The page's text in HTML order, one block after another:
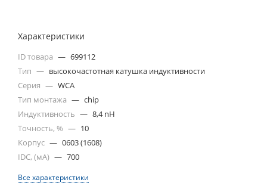
Характеристики
ID товара — 699112
Тип — высокочастотная катушка индуктивности
Серия — WCA
Тип монтажа — chip
Индуктивность — 8,4 nH
Точность, % — 10
Корпус — 0603 (1608)
IDC, (мА) — 700
Все характеристики